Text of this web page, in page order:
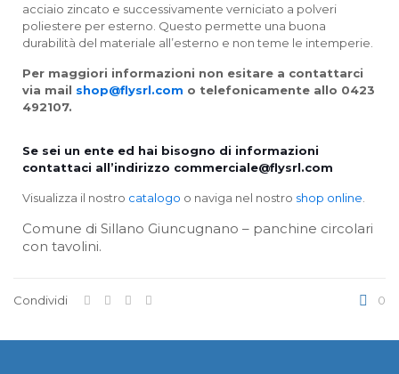
acciaio zincato e successivamente verniciato a polveri
poliestere per esterno. Questo permette una buona
durabilità del materiale all’esterno e non teme le intemperie.
Per maggiori informazioni non esitare a contattarci
via mail shop@flysrl.com o telefonicamente allo 0423
492107.
Se sei un ente ed hai bisogno di informazioni
contattaci all’indirizzo commerciale@flysrl.com
Visualizza il nostro catalogo o naviga nel nostro shop online
Comune di Sillano Giuncugnano – panchine circolari
con tavolini.
Condividi 0